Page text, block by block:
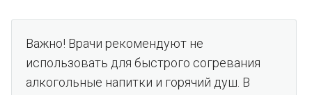
Важно! Врачи рекомендуют не
использовать для быстрого согревания
алкогольные напитки и горячий душ. В